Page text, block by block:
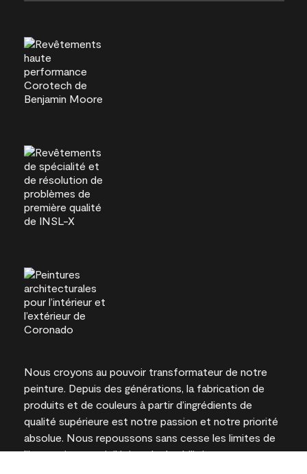
Nous croyons au pouvoir transformateur de notre
peinture. Depuis des générations, la fabrication de
produits et de couleurs à partir d’ingrédients de
qualité supérieure est notre passion et notre priorité
absolue. Nous repoussons sans cesse les limites de
l’innovation et privilégions la durabilité pour